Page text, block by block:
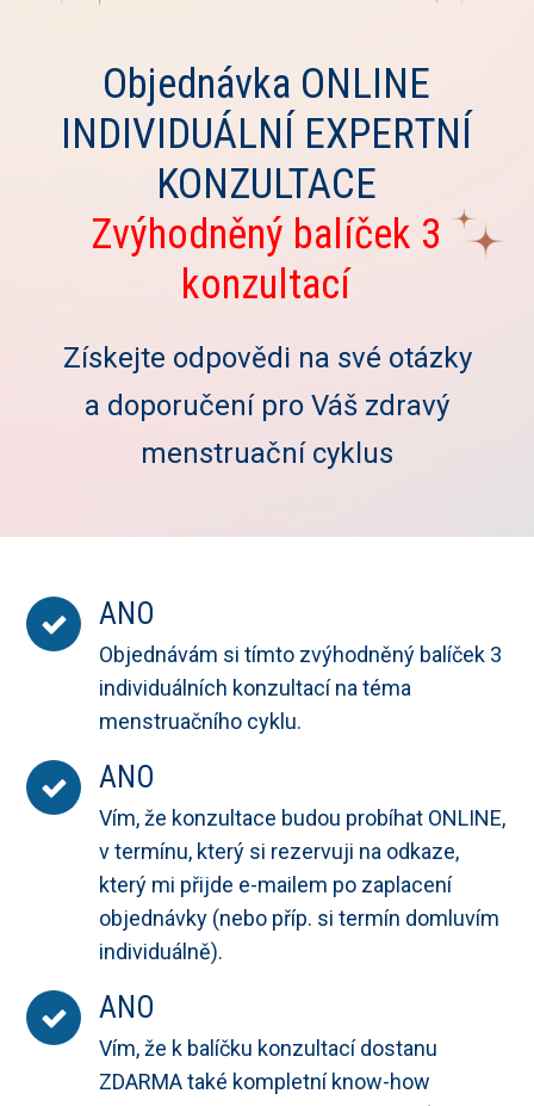
Objednávka ONLINE
INDIVIDUÁLNÍ EXPERTNÍ
KONZULTACE
Zvýhodněný balíček 3
konzultací
Získejte odpovědi na své otázky
a doporučení pro Váš zdravý
menstruační cyklus
ANO
Objednávám si tímto zvýhodněný balíček 3
individuálních konzultací na téma
menstruačního cyklu.
ANO
Vím, že konzultace budou probíhat ONLINE,
v termínu, který si rezervuji na odkaze,
který mi přijde e-mailem po zaplacení
objednávky (nebo příp. si termín domluvím
individuálně).
ANO
Vím, že k balíčku konzultací dostanu
ZDARMA také kompletní know-how